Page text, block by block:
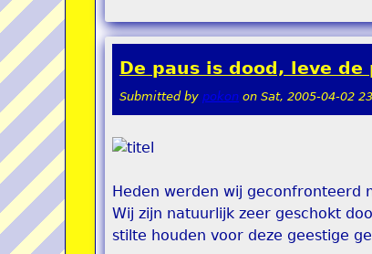
De paus is dood, leve de
Submitted by pokon on Sat, 2005-04-02
Heden werden wij geconfronteerd
Wij zijn natuurlijk zeer geschokt
stilte houden voor deze geestige